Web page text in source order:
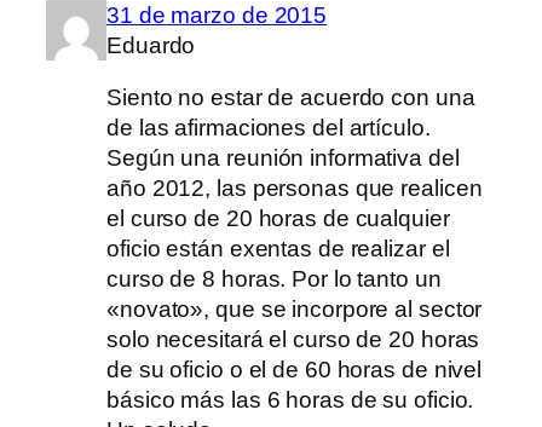
31 de marzo de 2015
Eduardo
Siento no estar de acuerdo con una
de las afirmaciones del artículo.
Según una reunión informativa del
año 2012, las personas que realicen
el curso de 20 horas de cualquier
oficio están exentas de realizar el
curso de 8 horas. Por lo tanto un
«novato», que se incorpore al sector
solo necesitará el curso de 20 horas
de su oficio o el de 60 horas de nivel
básico más las 6 horas de su oficio.